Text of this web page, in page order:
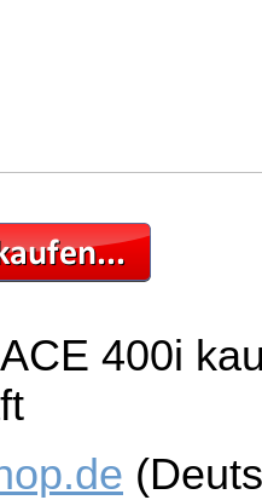
400i